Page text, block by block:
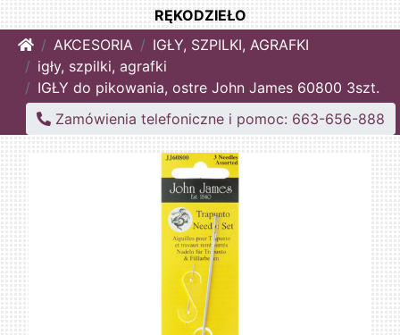
RĘKODZIEŁO
HomeAKCESORIA
IGŁY, SZPILKI, AGRAFKI
igły, szpilki, agrafki
IGŁY do pikowania, ostre John James 60800 3szt.
Zamówienia telefoniczne i pomoc: 663-656-888